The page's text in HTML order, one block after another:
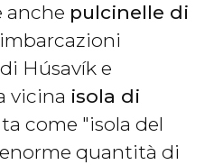
anche pulcinelle di
imbarcazioni
Húsavík e
vicina isola di
come "isola del
quantità di